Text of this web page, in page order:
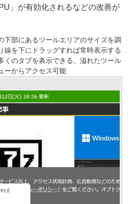
」が有効化されるなどの改善が
下部にあるツールエリアのサイズを調
線を下にドラッグすれば常時表示する
くのタブを表示できる。溢れたツール
ーからアクセス可能